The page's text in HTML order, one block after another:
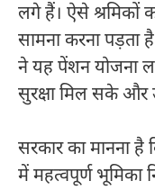
लगे हैं। ऐसे श्रमिकों
सामना करना पड़ता
ने यह पेंशन योजना
सुरक्षा मिल सके और
सरकार का मानना है
में महत्वपूर्ण भूमिका